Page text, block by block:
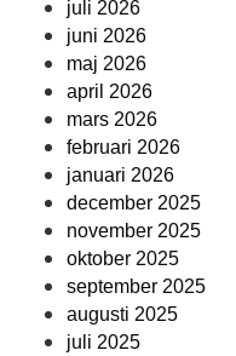
juli 2026
juni 2026
maj 2026
april 2026
mars 2026
februari 2026
januari 2026
december 2025
november 2025
oktober 2025
september 2025
augusti 2025
juli 2025